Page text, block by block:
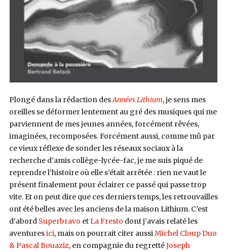
Plongé dans la rédaction desAnnées Lithium, je sens mes
oreilles se déformer lentement au gré des musiques qui me
parviennent de mes jeunes années, forcément rêvées,
imaginées, recomposées. Forcément aussi, comme mû par
ce vieux réflexe de sonder les réseaux sociaux à la
recherche d’amis collège-lycée-fac, je me suis piqué de
reprendre l’histoire où elle s’était arrêtée : rien ne vaut le
présent finalement pour éclairer ce passé qui passe trop
vite. Et on peut dire que ces derniers temps, les retrouvailles
ont été belles avec les anciens de la maison Lithium. C’est
d’abord Superbravo etLa Fresto dont j’avais relaté les
aventuresici, mais on pourrait citer aussiMichel Cloup Duo
& Pascal Bouaziz, en compagnie du regrettéJoseph